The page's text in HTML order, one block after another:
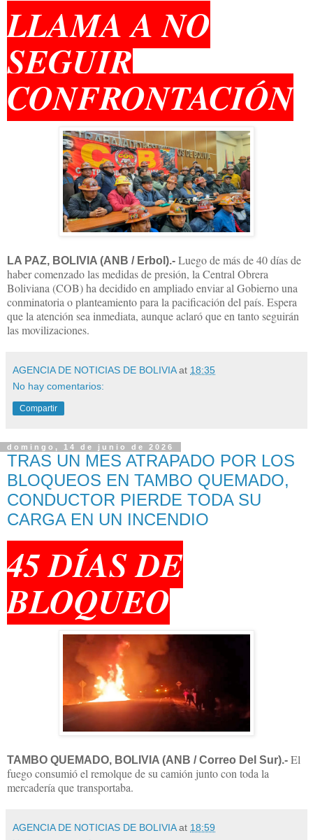
LLAMA A NO
SEGUIR
CONFRONTACIÓN
LA PAZ, BOLIVIA (ANB / Erbol).- Luego de más de 40 días de
haber comenzado las medidas de presión, la Central Obrera
Boliviana (COB) ha decidido en ampliado enviar al Gobierno una
conminatoria o planteamiento para la pacificación del país. Espera
que la atención sea inmediata, aunque aclaró que en tanto seguirán
las movilizaciones.
AGENCIA DE NOTICIAS DE BOLIVIA at 18:35
No hay comentarios:
Compartir
domingo, 14 de junio de 2026
TRAS UN MES ATRAPADO POR LOS
BLOQUEOS EN TAMBO QUEMADO,
CONDUCTOR PIERDE TODA SU
CARGA EN UN INCENDIO
45 DÍAS DE
BLOQUEO
TAMBO QUEMADO, BOLIVIA (ANB / Correo Del Sur).- El
fuego consumió el remolque de su camión junto con toda la
mercadería que transportaba.
AGENCIA DE NOTICIAS DE BOLIVIA at 18:59